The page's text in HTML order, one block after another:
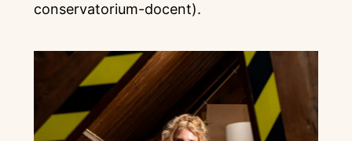
conservatorium-docent).